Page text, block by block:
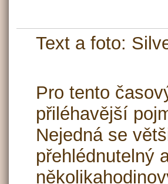
Text a foto:
Pro tento
přiléhavější
Nejedná se
přehlédnutelný